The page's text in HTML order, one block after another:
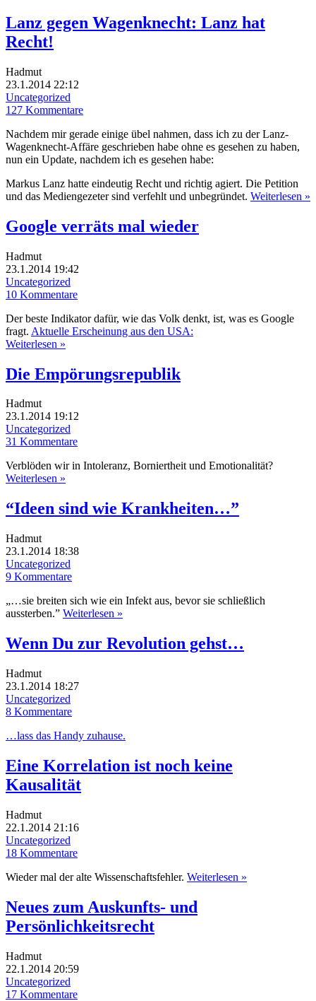
Lanz gegen Wagenknecht: Lanz hat
Recht!
Hadmut
23.1.2014 22:12
Uncategorized
127 Kommentare
Nachdem mir gerade einige übel nahmen, dass ich zu der Lanz-
Wagenknecht-Affäre geschrieben habe ohne es gesehen zu haben,
nun ein Update, nachdem ich es gesehen habe:
Markus Lanz hatte eindeutig Recht und richtig agiert. Die Petition
und das Mediengezeter sind verfehlt und unbegründet. Weiterlesen »
Google verräts mal wieder
Hadmut
23.1.2014 19:42
Uncategorized
10 Kommentare
Der beste Indikator dafür, wie das Volk denkt, ist, was es Google
fragt. Aktuelle Erscheinung aus den USA:
Weiterlesen »
Die Empörungsrepublik
Hadmut
23.1.2014 19:12
Uncategorized
31 Kommentare
Verblöden wir in Intoleranz, Borniertheit und Emotionalität?
Weiterlesen »
“Ideen sind wie Krankheiten…”
Hadmut
23.1.2014 18:38
Uncategorized
9 Kommentare
„…sie breiten sich wie ein Infekt aus, bevor sie schließlich
aussterben.” Weiterlesen »
Wenn Du zur Revolution gehst…
Hadmut
23.1.2014 18:27
Uncategorized
8 Kommentare
…lass das Handy zuhause.
Eine Korrelation ist noch keine
Kausalität
Hadmut
22.1.2014 21:16
Uncategorized
18 Kommentare
Wieder mal der alte Wissenschaftsfehler. Weiterlesen »
Neues zum Auskunfts- und
Persönlichkeitsrecht
Hadmut
22.1.2014 20:59
Uncategorized
17 Kommentare